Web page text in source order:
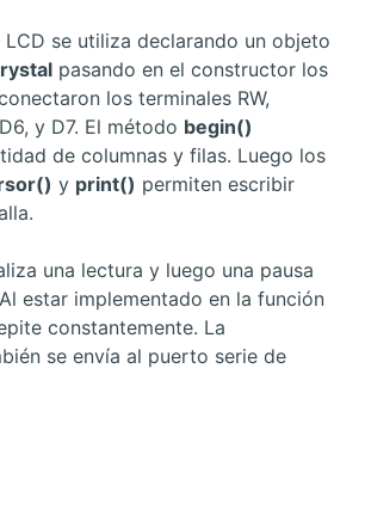
se utiliza declarando un objeto
pasando en el constructor los
los terminales RW,
y D7. El método begin()
de columnas y filas. Luego los
y print() permiten escribir
una lectura y luego una pausa
estar implementado en la función
constantemente. La
se envía al puerto serie de